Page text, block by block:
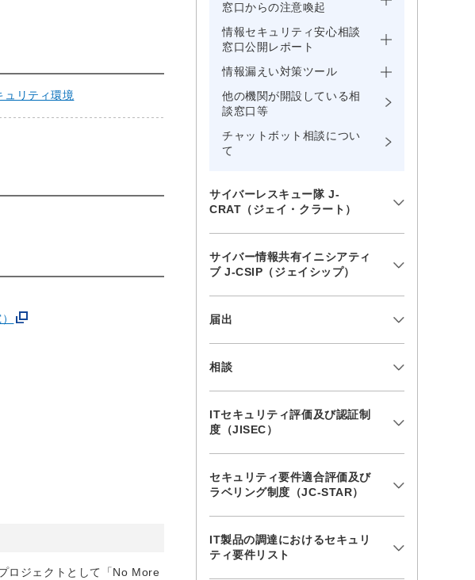
リティ環境
ロジェクトとして「No More
窓口からの注意喚起
情報セキュリティ安心相談
窓口公開レポート
情報漏えい対策ツール
他の機関が開設している相
談窓口等
チャットボット相談につい
て
サイバーレスキュー隊 J-
CRAT（ジェイ・クラート）
サイバー情報共有イニシアティ
ブ J-CSIP（ジェイシップ）
届出
相談
ITセキュリティ評価及び認証制
度（JISEC）
セキュリティ要件適合評価及び
ラベリング制度（JC-STAR）
IT製品の調達におけるセキュリ
ティ要件リスト